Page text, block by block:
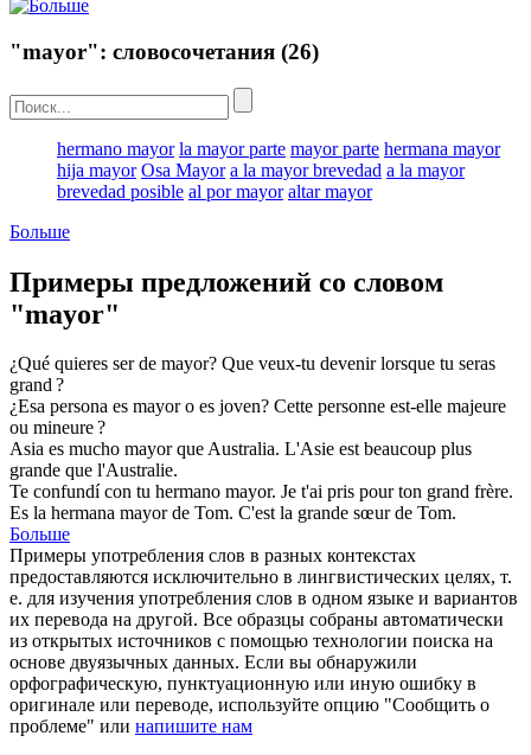
"mayor": словосочетания (26)
hermano mayor la mayor parte mayor parte hermana mayor
hija mayor Osa Mayor a la mayor brevedad a la mayor
brevedad posible al por mayor altar mayor
Больше
Примеры предложений со словом
"mayor"
¿Qué quieres ser de mayor? Que veux-tu devenir lorsque tu seras
grand?
¿Esa persona es mayoro es joven? Cette personne est-elle majeure
ou mineure ?
Asia es mucho mayorque Australia. L'Asie est beaucoup plus
grande que l'Australie.
Te confundí con tu hermano mayor. Je t'ai pris pour ton grand frère.
Es la hermana mayorde Tom. C'est la grande sœur de Tom.
Больше
Примеры употребления слов в разных контекстах
предоставляются исключительно в лингвистических целях, т.
е. для изучения употребления слов в одном языке и вариантов
их перевода на другой. Все образцы собраны автоматически
из открытых источников с помощью технологии поиска на
основе двуязычных данных. Если вы обнаружили
орфографическую, пунктуационную или иную ошибку в
оригинале или переводе, используйте опцию "Сообщить о
проблеме" или напишите нам